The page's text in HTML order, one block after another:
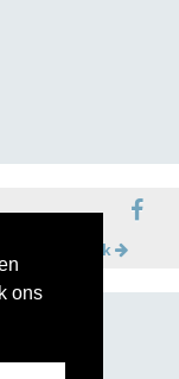
ons
op facebook